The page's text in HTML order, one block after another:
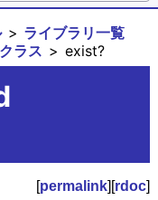
ライブラリ一覧
ラス exist?
[permalink][rdoc]